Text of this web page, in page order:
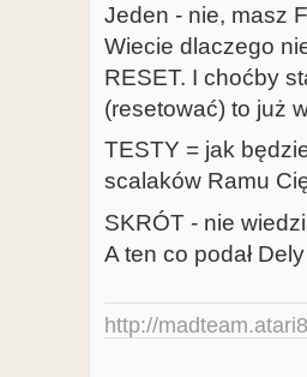
Jeden - nie, masz
Wiecie dlaczego
RESET. I choćby
(resetować) to już
TESTY = jak
scalaków Ramu
SKRÓT - nie
A ten co podał
http://